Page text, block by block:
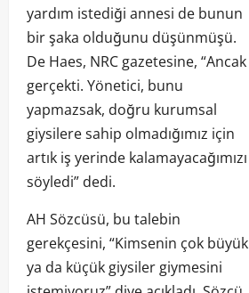
yardım istediği annesi de bunun
bir şaka olduğunu düşünmüşü.
De Haes, NRC gazetesine, “Ancak
gerçekti. Yönetici, bunu
yapmazsak, doğru kurumsal
giysilere sahip olmadığımız için
artık iş yerinde kalamayacağımızı
söyledi” dedi.
AH Sözcüsü, bu talebin
gerekçesini, “Kimsenin çok büyük
ya da küçük giysiler giymesini